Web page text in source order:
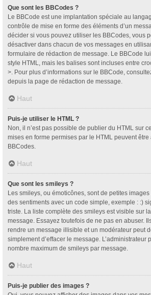
Que sont les BBCodes ?
Le BBCode est une implantation spéciale au
contrôle de mise en forme des éléments d’un
décider si vous pouvez utiliser les BBCodes, vous
désactiver dans chacun de vos messages en
formulaire de rédaction de message. Le BBCode
style HTML, mais les balises sont incluses entre
>. Pour plus d’informations sur le BBCode,
depuis la page de rédaction de message.
Haut
Puis-je utiliser le HTML ?
Non, il n’est pas possible de publier du HTML sur
mises en forme permises par le HTML peuvent
BBCodes.
Haut
Que sont les smileys ?
Les smileys, ou émoticônes, sont de petites
des sentiments avec un code simple, exemple : :)
triste. La liste complète des smileys est visible sur
message. Essayez toutefois de ne pas en abuser.
rendre un message illisible et un modérateur peut
simplement d’effacer le message. L’administrateur
nombre maximum de smileys par message.
Haut
Puis-je publier des images ?